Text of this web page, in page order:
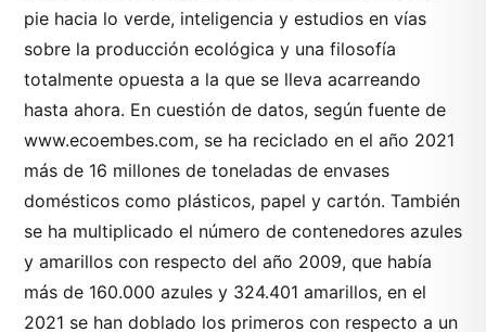
pie hacia lo verde, inteligencia y estudios en vías
sobre la producción ecológica y una filosofía
totalmente opuesta a la que se lleva acarreando
hasta ahora. En cuestión de datos, según fuente de
www.ecoembes.com, se ha reciclado en el año 2021
más de 16 millones de toneladas de envases
domésticos como plásticos, papel y cartón. También
se ha multiplicado el número de contenedores azules
y amarillos con respecto del año 2009, que había
más de 160.000 azules y 324.401 amarillos, en el
2021 se han doblado los primeros con respecto a un